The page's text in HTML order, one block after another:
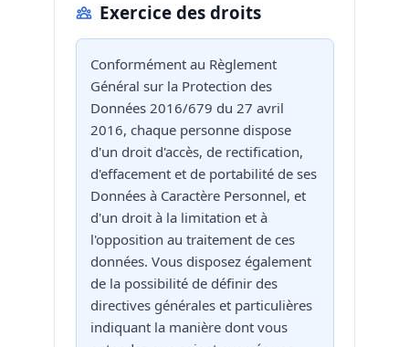
Exercice des droits
Conformément au Règlement
Général sur la Protection des
Données 2016/679 du 27 avril
2016, chaque personne dispose
d'un droit d'accès, de rectification,
d'effacement et de portabilité de ses
Données à Caractère Personnel, et
d'un droit à la limitation et à
l'opposition au traitement de ces
données. Vous disposez également
de la possibilité de définir des
directives générales et particulières
indiquant la manière dont vous